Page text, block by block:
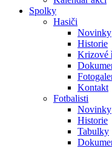
Spolky
Hasiči
Novinky
Historie
Krizové
Kontakt
Fotbalisti
Novinky
Historie
Tabulky